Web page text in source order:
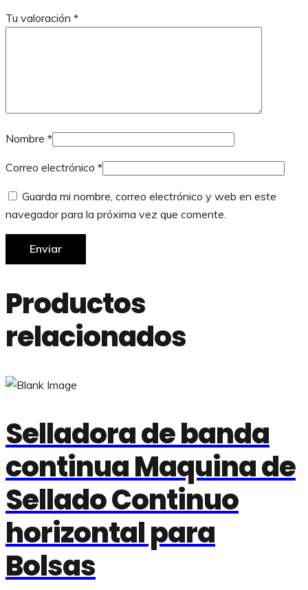
Tu valoración *
Nombre *
Correo electrónico *
Guarda mi nombre, correo electrónico y web en este
navegador para la próxima vez que comente.
Productos
relacionados
Selladora de banda
continua Maquina de
Sellado Continuo
horizontal para
Bolsas